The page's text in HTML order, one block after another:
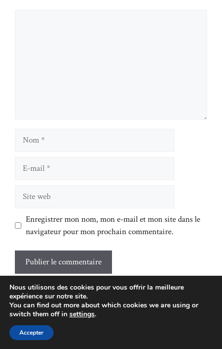
mail
web
Enregistrer mon nom, mon e-mail et mon site dans le
navigateur pour mon prochain commentaire.
L'AUTEUR
Nous utilisons des cookies pour vous offrir la meilleure
expérience sur notre site.
You can find out more about which cookies we are using or
switch them off in settings.
Accepter